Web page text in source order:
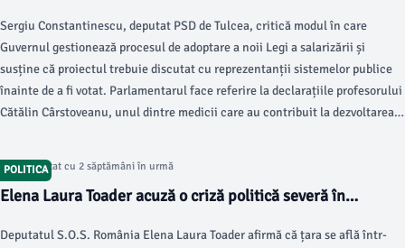
se adoptă din panică”
Sergiu Constantinescu, deputat PSD de Tulcea, critică modul în care
Guvernul gestionează procesul de adoptare a noii Legi a salarizării și
susține că proiectul trebuie discutat cu reprezentanții sistemelor publice
înainte de a fi votat. Parlamentarul face referire la declarațiile profesorului
Cătălin Cârstoveanu, unul dintre medicii care au contribuit la dezvoltarea
POLITICA
Articol postat cu 2 săptămâni în urmă
Elena Laura Toader acuză o criză politică severă în
Deputatul S.O.S. România Elena Laura Toader afirmă că țara se află într-